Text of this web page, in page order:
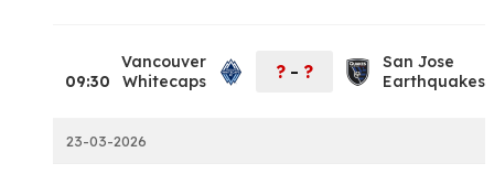
09:30
Vancouver
Whitecaps
? – ?
San Jose
Earthquakes
23-03-2026